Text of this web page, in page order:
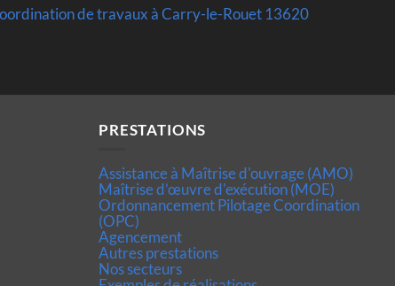
de travaux à Carry-le-Rouet 13620
PRESTATIONS
Assistance à Maîtrise d'ouvrage (AMO)
Maîtrise d’œuvre d'exécution (MOE)
Ordonnancement Pilotage Coordination
(OPC)
Agencement
Autres prestations
Nos secteurs